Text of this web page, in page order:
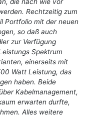
Rechtzeitig zum
Portfolio mit der neuen
so daß auch
zur Verfügung
Spektrum
einerseits mit
Watt Leistung, das
haben. Beide
Kabelmanagement,
erwarten durfte,
Alles weitere